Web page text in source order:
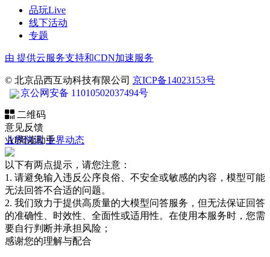
品玩Live
线下活动
专题
由 提供云服务支持和CDN加速服务
© 北京品西互动科技有限公司 京ICP备14023153号
京公网安备 11010502037494号
二维码
意见反馈
业界快讯 业界动态
AI阅读助手
以下有两点提示，请您注意：
1. 请避免输入违反公序良俗、不安全或敏感的内容，模型可能
无法回答不合适的问题。
2. 我们致力于提供高质量的大模型问答服务，但无法保证回答
的准确性、时效性、全面性或适用性。在使用本服务时，您需
要自行判断并承担风险；
感谢您的理解与配合